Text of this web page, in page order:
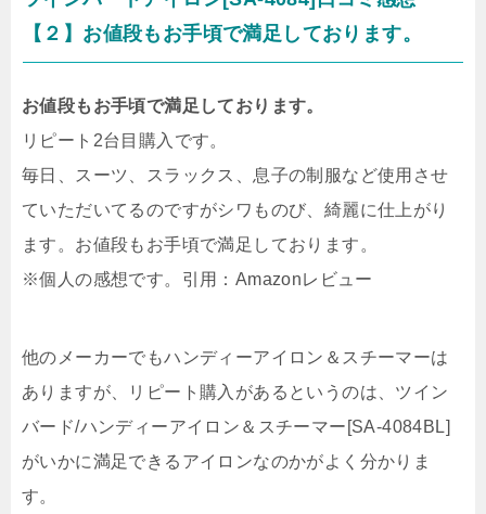
【２】お値段もお手頃で満足しております。
お値段もお手頃で満足しております。
リピート2台目購入です。
毎日、スーツ、スラックス、息子の制服など使用させ
ていただいてるのですがシワものび、綺麗に仕上がり
ます。お値段もお手頃で満足しております。
※個人の感想です。引用：Amazonレビュー
他のメーカーでもハンディーアイロン＆スチーマーは
ありますが、リピート購入があるというのは、 ツイン
バード/ハンディーアイロン＆スチーマー[SA-4084BL]
がいかに満足できるアイロンなのかがよく分かりま
す。